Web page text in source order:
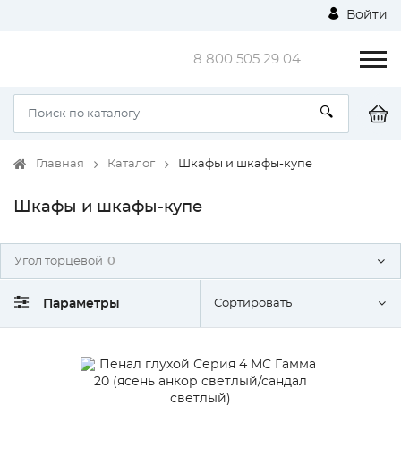
Войти
8 800 505 29 04
Главная Каталог Шкафы и шкафы-купе
Шкафы и шкафы-купе
Угол торцевой 0
Параметры Сортировать